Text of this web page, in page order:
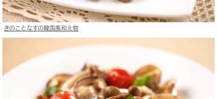
きのことなすの韓国風和え物